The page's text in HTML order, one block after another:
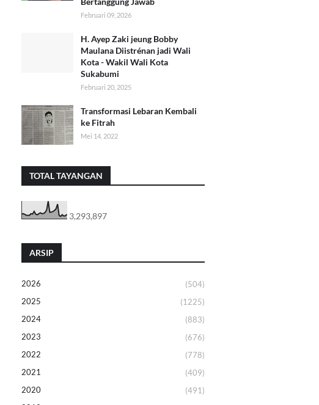
Februari 09, 2026
H. Ayep Zaki jeung Bobby
Maulana Diistrénan jadi Wali
Kota - Wakil Wali Kota
Sukabumi
Februari 20, 2025
Transformasi Lebaran Kembali
ke Fitrah
Mei 14, 2022
TOTAL TAYANGAN
3,293,897
ARSIP
2026
(504)
2025
(1225)
2024
(883)
2023
(676)
2022
(778)
2021
(409)
2020
(491)